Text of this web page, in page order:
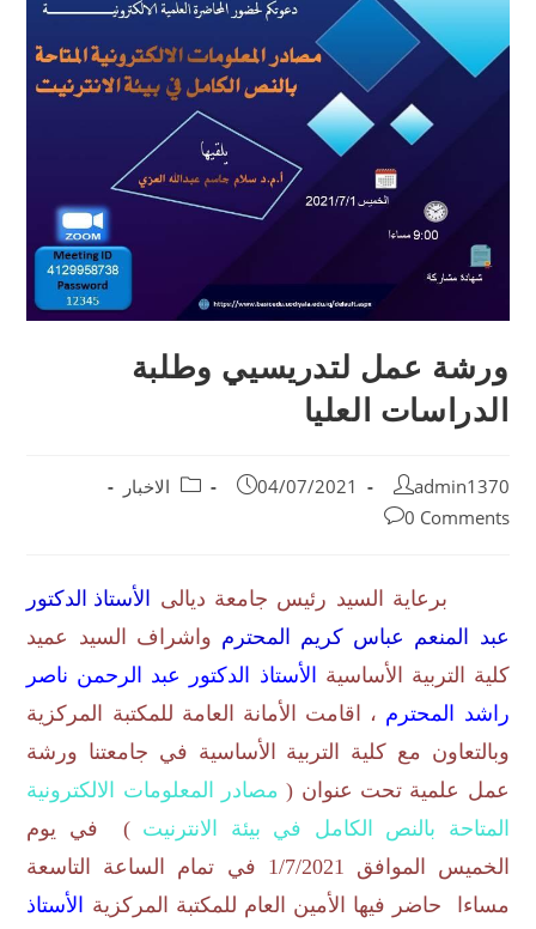
ورشة عمل لتدريسيي وطلبة
الدراسات العليا
admin1370
04/07/2021
الاخبار
0 Comments
برعاية السيد رئيس جامعة ديالى الأستاذ الدكتور
عبد المنعم عباس كريم المحترم واشراف السيد عميد
كلية التربية الأساسيةالأستاذ الدكتور عبد الرحمن ناصر
راشد المحترم ، اقامت الأمانة العامة للمكتبة المركزية
وبالتعاون مع كلية التربية الأساسية في جامعتنا ورشة
عمل علمية تحت عنوان ( مصادر المعلومات الالكترونية
المتاحة بالنص الكامل في بيئة الانترنيت) في يوم
الخميس الموافق 1/7/2021 في تمام الساعة التاسعة
مساءا حاضر فيها الأمين العام للمكتبة المركزيةالأستاذ